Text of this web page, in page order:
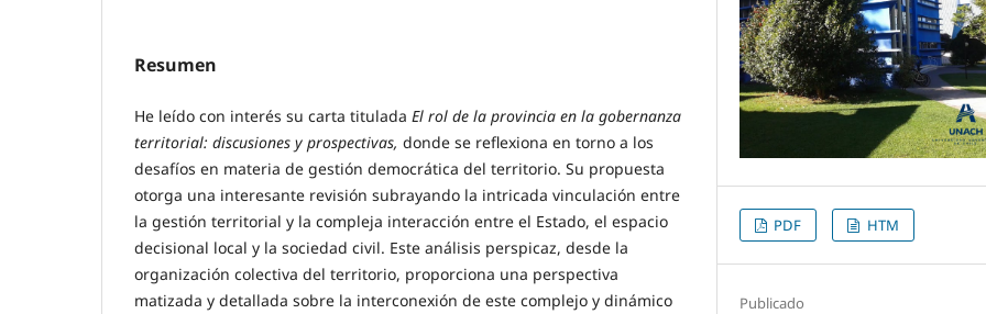
Resumen
He leído con interés su carta titulada El rol de la provincia en la gobernanza
territorial: discusiones y prospectivas, donde se reflexiona en torno a los
desafíos en materia de gestión democrática del territorio. Su propuesta
otorga una interesante revisión subrayando la intricada vinculación entre
la gestión territorial y la compleja interacción entre el Estado, el espacio
decisional local y la sociedad civil. Este análisis perspicaz, desde la
organización colectiva del territorio, proporciona una perspectiva
matizada y detallada sobre la interconexión de este complejo y dinámico
PDF HTM
Publicado